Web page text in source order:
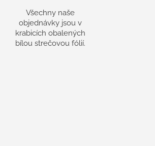
Všechny naše
objednávky jsou v
krabicích obalených
bílou strečovou fólií.